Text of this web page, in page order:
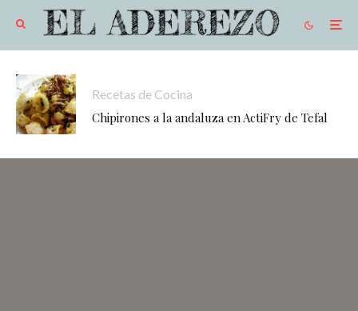
Recetas de Cocina
Chipirones a la andaluza en ActiFry de Tefal